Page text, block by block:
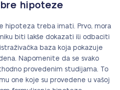
hipoteze
hipoteza treba imati. Prvo, mora
biti lakše dokazati ili odbaciti
baza koja pokazuje
Napomenite da se svako
provedenim studijama. To
one koje su provedene u vašoj